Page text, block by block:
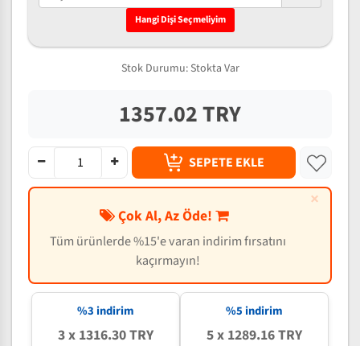
Hangi Dişi Seçmeliyim
Stok Durumu: Stokta Var
1357.02 TRY
SEPETE EKLE
×
Çok Al, Az Öde!
Tüm ürünlerde %15'e varan indirim fırsatını
kaçırmayın!
%3 indirim
3 x 1316.30 TRY
%5 indirim
5 x 1289.16 TRY